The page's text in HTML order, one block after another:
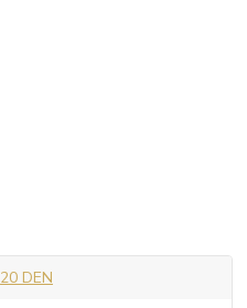
20 DEN